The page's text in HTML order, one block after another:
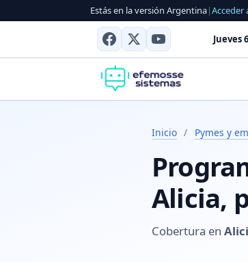
Estás en la versión Argentina|Acceder
Jueves
Inicio / Pymes y
Alicia,
Cobertura en